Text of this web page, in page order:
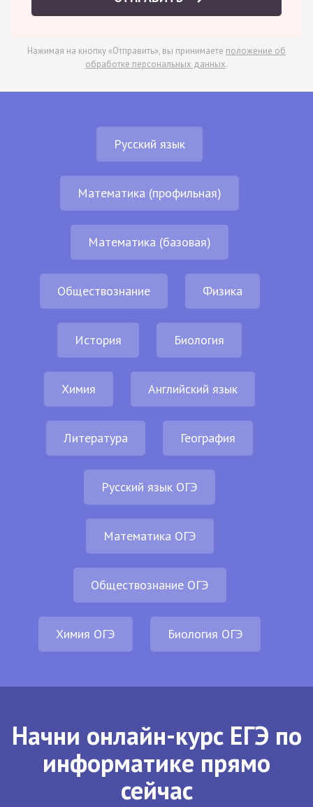
Нажимая на кнопку «Отправить», вы принимаете положение об
обработке персональных данных.
Русский язык
Математика (профильная)
Математика (базовая)
Обществознание Физика
История Биология
Химия Английский язык
Литература География
Русский язык ОГЭ
Математика ОГЭ
Обществознание ОГЭ
Химия ОГЭ Биология ОГЭ
Начни онлайн-курс ЕГЭ по
информатике прямо
сейчас